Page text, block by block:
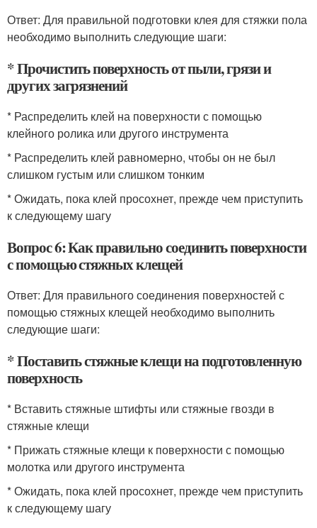
Ответ: Для правильной подготовки клея для стяжки пола
необходимо выполнить следующие шаги:
* Прочистить поверхность от пыли, грязи и
других загрязнений
* Распределить клей на поверхности с помощью
клейного ролика или другого инструмента
* Распределить клей равномерно, чтобы он не был
слишком густым или слишком тонким
* Ожидать, пока клей просохнет, прежде чем приступить
к следующему шагу
Вопрос 6: Как правильно соединить поверхности
с помощью стяжных клещей
Ответ: Для правильного соединения поверхностей с
помощью стяжных клещей необходимо выполнить
следующие шаги:
* Поставить стяжные клещи на подготовленную
поверхность
* Вставить стяжные штифты или стяжные гвозди в
стяжные клещи
* Прижать стяжные клещи к поверхности с помощью
молотка или другого инструмента
* Ожидать, пока клей просохнет, прежде чем приступить
к следующему шагу